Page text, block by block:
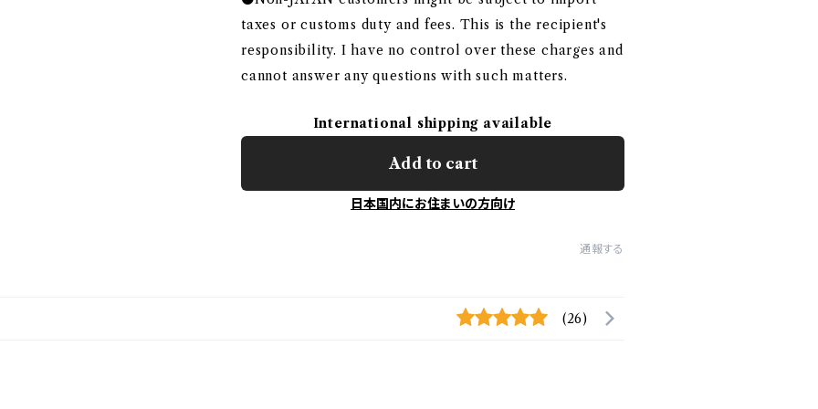
taxes or customs duty and fees. This is the recipient's
responsibility. I have no control over these charges and
cannot answer any questions with such matters.
International shipping available
Add to cart
日本国内にお住まいの方向け
通報する
(26)